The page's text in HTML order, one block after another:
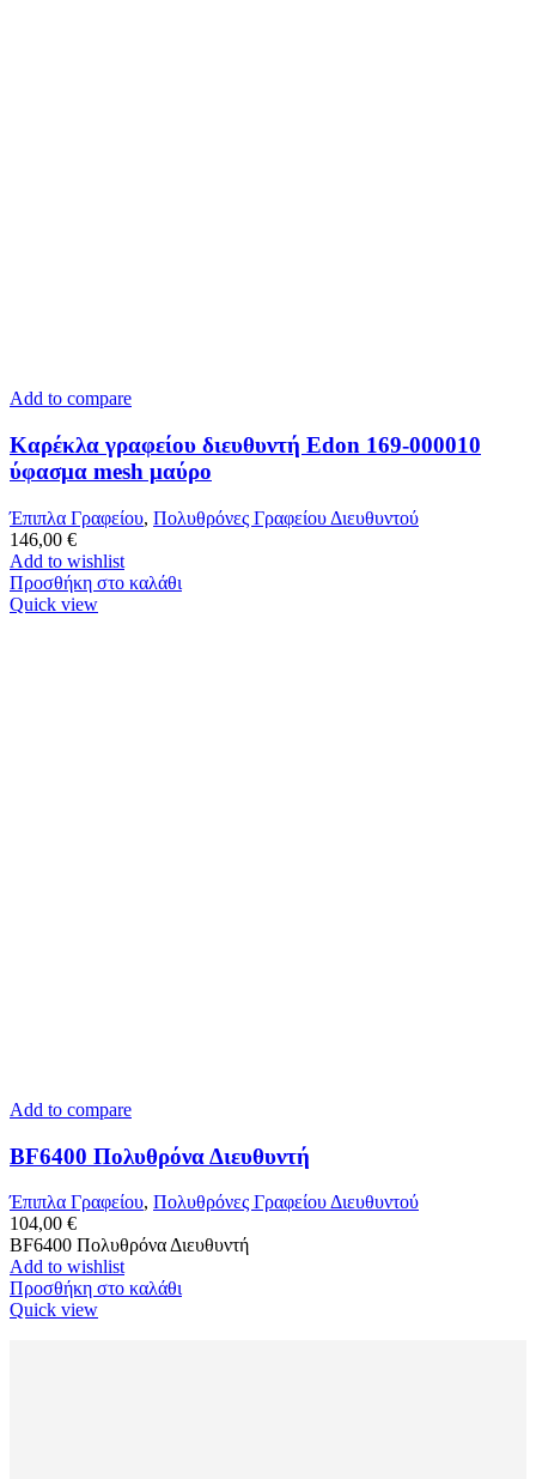
Add to compare
Καρέκλα γραφείου διευθυντή Edon 169-000010
ύφασμα mesh μαύρο
Έπιπλα Γραφείου, Πολυθρόνες Γραφείου Διευθυντού
146,00 €
Add to wishlist
Προσθήκη στο καλάθι
Quick view
Add to compare
BF6400 Πολυθρόνα Διευθυντή
Έπιπλα Γραφείου, Πολυθρόνες Γραφείου Διευθυντού
104,00 €
BF6400 Πολυθρόνα Διευθυντή
Add to wishlist
Προσθήκη στο καλάθι
Quick view